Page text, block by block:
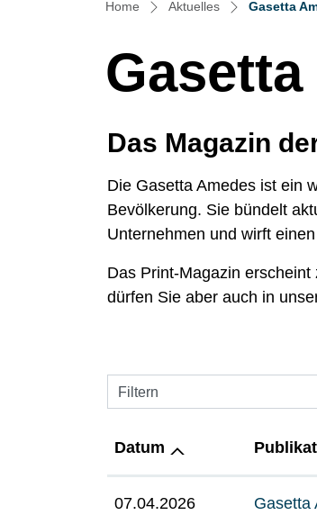
Home Aktuelles Gasetta
Das Magazin
Die Gasetta Amedes ist ein
Bevölkerung. Sie bündelt
Unternehmen und wirft
Das Print-Magazin
dürfen Sie aber auch in
Filtern
Datum
07.04.2026 Gasetta